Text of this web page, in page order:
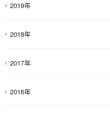
2019年
2018年
2017年
2016年